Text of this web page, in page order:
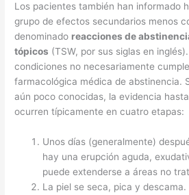
Los pacientes también han informado
grupo de efectos secundarios menos
denominado reacciones de
tópicos (TSW, por sus siglas en
condiciones no necesariamente
farmacológica médica de abstinencia.
aún poco conocidas, la evidencia
ocurren típicamente en cuatro etapas:
Unos días (generalmente)
hay una erupción aguda,
puede extenderse a áreas no
La piel se seca, pica y descama.